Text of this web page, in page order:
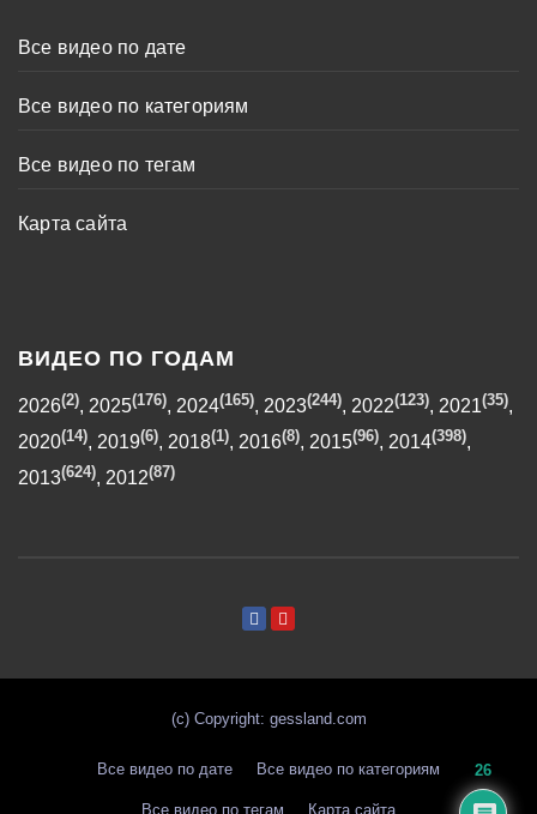
Все видео по дате
Все видео по категориям
Все видео по тегам
Карта сайта
ВИДЕО ПО ГОДАМ
2026(2), 2025(176), 2024(165), 2023(244), 2022(123), 2021(35),
2020(14), 2019(6), 2018(1), 2016(8), 2015(96), 2014(398),
2013(624), 2012(87)
(с) Copyright: gessland.com
Все видео по дате Все видео по категориям
Все видео по тегам Карта сайта
26